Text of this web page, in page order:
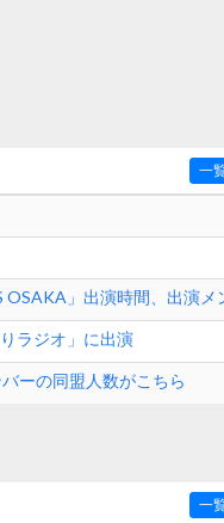
一
OSAKA」出演時間、出演メ
ラジオ」に出演
ーの同盟人数がこちら
一